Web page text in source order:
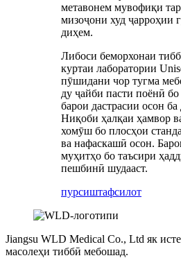
метавонем мувофиқи
мизоҷони худ ҷарроҳии
диҳем.
Либоси беморхонаи
куртаи лаборатории
пӯшидани чор тугма
ду ҷайби пасти поёнӣ
барои дастрасии осон
Ниқоби ҳалқаи ҳамвор
хомӯш бо плосҳои
ва нафаскашӣ осон.
муҳитҳо бо таъсири
пешбинӣ шудааст.
пурсиштафсилот
Jiangsu WLD Medical Co., Ltd як
масолеҳи тиббӣ мебошад.